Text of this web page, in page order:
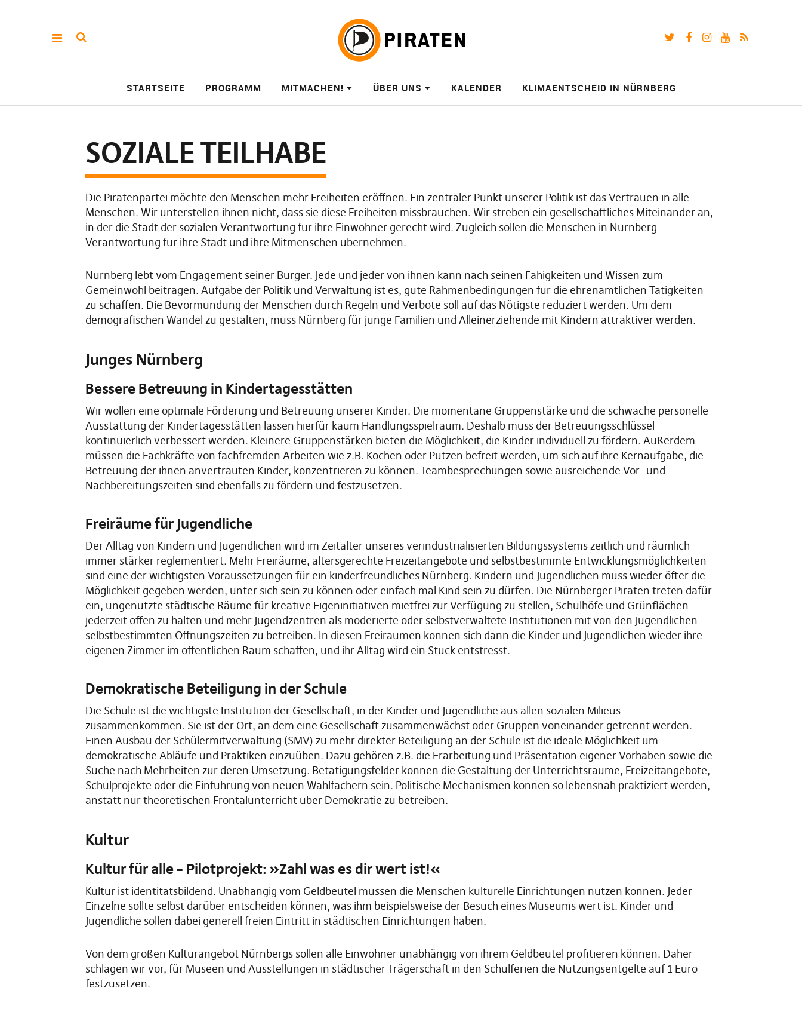
STARTSEITE
PROGRAMM MITMACHEN! ÜBER UNS KALENDER KLIMAENTSCHEID IN NÜRNBERG
SOZIALE TEILHABE
Die Piratenpartei möchte den Menschen mehr Freiheiten eröffnen. Ein zentraler Punkt unserer Politik ist das Vertrauen in alle
Menschen. Wir unterstellen ihnen nicht, dass sie diese Freiheiten missbrauchen. Wir streben ein gesellschaftliches Miteinander an,
in der die Stadt der sozialen Verantwortung für ihre Einwohner gerecht wird. Zugleich sollen die Menschen in Nürnberg
Verantwortung für ihre Stadt und ihre Mitmenschen übernehmen.
Nürnberg lebt vom Engagement seiner Bürger. Jede und jeder von ihnen kann nach seinen Fähigkeiten und Wissen zum
Gemeinwohl beitragen. Aufgabe der Politik und Verwaltung ist es, gute Rahmenbedingungen für die ehrenamtlichen Tätigkeiten
zu schaffen. Die Bevormundung der Menschen durch Regeln und Verbote soll auf das Nötigste reduziert werden. Um dem
demografischen Wandel zu gestalten, muss Nürnberg für junge Familien und Alleinerziehende mit Kindern attraktiver werden.
Junges Nürnberg
Bessere Betreuung in Kindertagesstätten
Wir wollen eine optimale Förderung und Betreuung unserer Kinder. Die momentane Gruppenstärke und die schwache personelle
Ausstattung der Kindertagesstätten lassen hierfür kaum Handlungsspielraum. Deshalb muss der Betreuungsschlüssel
kontinuierlich verbessert werden. Kleinere Gruppenstärken bieten die Möglichkeit, die Kinder individuell zu fördern. Außerdem
müssen die Fachkräfte von fachfremden Arbeiten wie z.B. Kochen oder Putzen befreit werden, um sich auf ihre Kernaufgabe, die
Betreuung der ihnen anvertrauten Kinder, konzentrieren zu können. Teambesprechungen sowie ausreichende Vor- und
Nachbereitungszeiten sind ebenfalls zu fördern und festzusetzen.
Freiräume für Jugendliche
Der Alltag von Kindern und Jugendlichen wird im Zeitalter unseres verindustrialisierten Bildungssystems zeitlich und räumlich
immer stärker reglementiert. Mehr Freiräume, altersgerechte Freizeitangebote und selbstbestimmte Entwicklungsmöglichkeiten
sind eine der wichtigsten Voraussetzungen für ein kinderfreundliches Nürnberg. Kindern und Jugendlichen muss wieder öfter die
Möglichkeit gegeben werden, unter sich sein zu können oder einfach mal Kind sein zu dürfen. Die Nürnberger Piraten treten dafür
ein, ungenutzte städtische Räume für kreative Eigeninitiativen mietfrei zur Verfügung zu stellen, Schulhöfe und Grünflächen
jederzeit offen zu halten und mehr Jugendzentren als moderierte oder selbstverwaltete Institutionen mit von den Jugendlichen
selbstbestimmten Öffnungszeiten zu betreiben. In diesen Freiräumen können sich dann die Kinder und Jugendlichen wieder ihre
eigenen Zimmer im öffentlichen Raum schaffen, und ihr Alltag wird ein Stück entstresst.
Demokratische Beteiligung in der Schule
Die Schule ist die wichtigste Institution der Gesellschaft, in der Kinder und Jugendliche aus allen sozialen Milieus
zusammenkommen. Sie ist der Ort, an dem eine Gesellschaft zusammenwächst oder Gruppen voneinander getrennt werden.
Einen Ausbau der Schülermitverwaltung (SMV) zu mehr direkter Beteiligung an der Schule ist die ideale Möglichkeit um
demokratische Abläufe und Praktiken einzuüben. Dazu gehören z.B. die Erarbeitung und Präsentation eigener Vorhaben sowie die
Suche nach Mehrheiten zur deren Umsetzung. Betätigungsfelder können die Gestaltung der Unterrichtsräume, Freizeitangebote,
Schulprojekte oder die Einführung von neuen Wahlfächern sein. Politische Mechanismen können so lebensnah praktiziert werden,
anstatt nur theoretischen Frontalunterricht über Demokratie zu betreiben.
Kultur
Kultur für alle – Pilotprojekt: »Zahl was es dir wert ist!«
Kultur ist identitätsbildend. Unabhängig vom Geldbeutel müssen die Menschen kulturelle Einrichtungen nutzen können. Jeder
Einzelne sollte selbst darüber entscheiden können, was ihm beispielsweise der Besuch eines Museums wert ist. Kinder und
Jugendliche sollen dabei generell freien Eintritt in städtischen Einrichtungen haben.
Von dem großen Kulturangebot Nürnbergs sollen alle Einwohner unabhängig von ihrem Geldbeutel profitieren können. Daher
schlagen wir vor, für Museen und Ausstellungen in städtischer Trägerschaft in den Schulferien die Nutzungsentgelte auf 1 Euro
festzusetzen.